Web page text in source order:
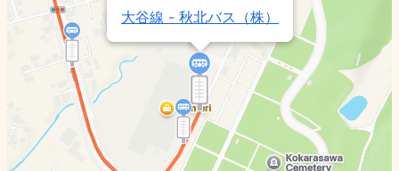
大谷線 - 秋北バス（株）